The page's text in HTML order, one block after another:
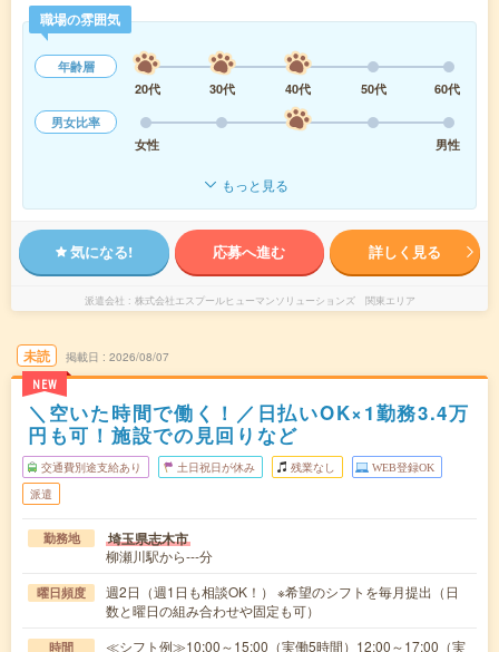
職場の雰囲気
年齢層
20代
30代 40代 50代
60代
男女比率
女性
男性
もっと見る
気になる! 応募へ進む 詳しく見る
派遣会社 株式会社エスプールヒューマンソリューションズ 関東エリア
未読
NEW
掲載日 2026/08/07
＼空いた時間で働く！／日払いOK×1勤務3.4万
円も可！施設での見回りなど
交通費別途支給あり 土日祝日が休み 残業なし WEB登録OK
派遣
勤務地 埼玉県志木市
柳瀬川駅から---分
曜日頻度
週2日（週1日も相談OK！） ※希望のシフトを毎月提出（日
数と曜日の組み合わせや固定も可）
時間
≪シフト例≫10:00～15:00（実働5時間）12:00～17:00（実